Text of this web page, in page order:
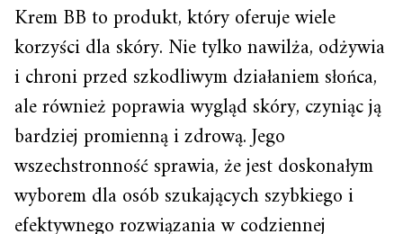
Krem BB to produkt, który oferuje wiele
korzyści dla skóry. Nie tylko nawilża, odżywia
i chroni przed szkodliwym działaniem słońca,
ale również poprawia wygląd skóry, czyniąc ją
bardziej promienną i zdrową. Jego
wszechstronność sprawia, że jest doskonałym
wyborem dla osób szukających szybkiego i
efektywnego rozwiązania w codziennej